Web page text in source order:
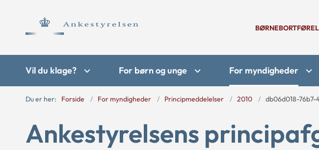
Vil du klage? For børn og unge For myndigheder
Du er her: Forside For myndigheder Principmeddelelser 2010 db06d018-
Ankestyrelsens